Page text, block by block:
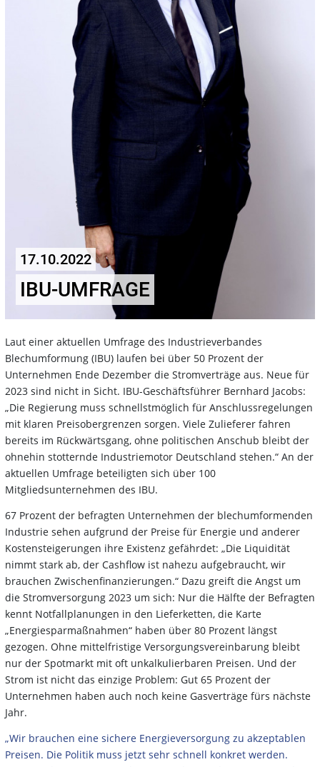
17.10.2022
IBU-UMFRAGE
Laut einer aktuellen Umfrage des Industrieverbandes
Blechumformung (IBU) laufen bei über 50 Prozent der
Unternehmen Ende Dezember die Stromverträge aus. Neue für
2023 sind nicht in Sicht. IBU-Geschäftsführer Bernhard Jacobs:
„Die Regierung muss schnellstmöglich für Anschlussregelungen
mit klaren Preisobergrenzen sorgen. Viele Zulieferer fahren
bereits im Rückwärtsgang, ohne politischen Anschub bleibt der
ohnehin stotternde Industriemotor Deutschland stehen.“ An der
aktuellen Umfrage beteiligten sich über 100
Mitgliedsunternehmen des IBU.
67 Prozent der befragten Unternehmen der blechumformenden
Industrie sehen aufgrund der Preise für Energie und anderer
Kostensteigerungen ihre Existenz gefährdet: „Die Liquidität
nimmt stark ab, der Cashflow ist nahezu aufgebraucht, wir
brauchen Zwischenfinanzierungen.“ Dazu greift die Angst um
die Stromversorgung 2023 um sich: Nur die Hälfte der Befragten
kennt Notfallplanungen in den Lieferketten, die Karte
„Energiesparmaßnahmen“ haben über 80 Prozent längst
gezogen. Ohne mittelfristige Versorgungsvereinbarung bleibt
nur der Spotmarkt mit oft unkalkulierbaren Preisen. Und der
Strom ist nicht das einzige Problem: Gut 65 Prozent der
Unternehmen haben auch noch keine Gasverträge fürs nächste
Jahr.
„Wir brauchen eine sichere Energieversorgung zu akzeptablen
Preisen. Die Politik muss jetzt sehr schnell konkret werden.